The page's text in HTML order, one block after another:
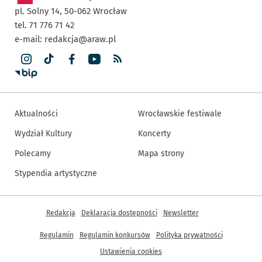
pl. Solny 14, 50-062 Wrocław
tel. 71 776 71 42
e-mail: redakcja@araw.pl
Aktualności
Wydział Kultury
Polecamy
Stypendia artystyczne
Wrocławskie festiwale
Koncerty
Mapa strony
Inne informacje
Redakcja Deklaracja dostępności Newsletter
Regulamin Regulamin konkursów
Polityka prywatności
Ustawienia cookies